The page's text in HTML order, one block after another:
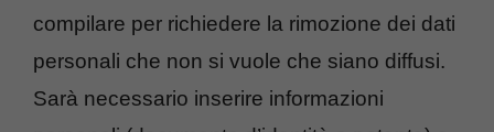
compilare per richiedere la rimozione dei dati
personali che non si vuole che siano diffusi.
Sarà necessario inserire informazioni